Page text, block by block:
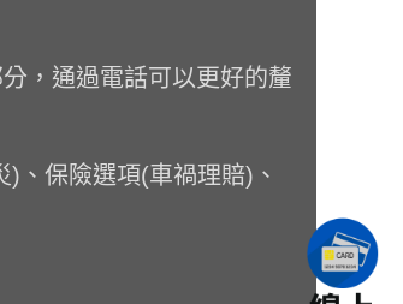
，通過電話可以更好的釐
、保險選項(車禍理賠)、